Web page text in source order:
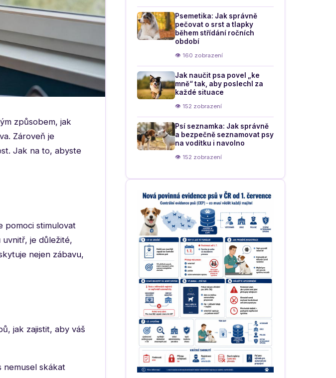
způsobem, jak
Zároveň je
Jak na to, abyste
pomoci stimulovat
uvnitř, je důležité,
nejen zábavu,
jak zajistit, aby váš
nemusel skákat
Psemetika: Jak správně
pečovat o srst a tlapky
během střídání ročních
období
👁 160 zobrazení
Jak naučit psa povel „ke
mně“ tak, aby poslechl za
každé situace
👁 152 zobrazení
Psí seznamka: Jak správně
a bezpečně seznamovat psy
na vodítku i navolno
👁 152 zobrazení